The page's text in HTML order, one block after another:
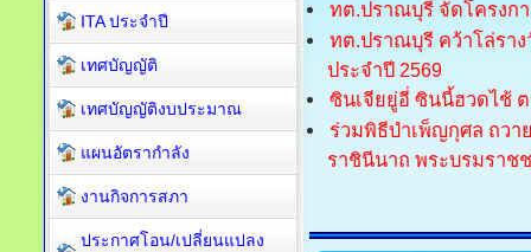
ทต.ปราณบุรี จัดโครงกา
ทต.ปราณบุรี คว้าโล่รา
ประจำปี 2569
ซินเจียยู่อี่ ซินนี้ฮวดไช้
ร่วมพิธีบำเพ็ญกุศล ถวา
ราชินีนาถ พระบรมราช
ITA ประจำปี
เทศบัญญัติ
เทศบัญญัติงบประมาณ
แผนอัตรากำลัง
งานกิจการสภา
ประกาศโอน/เปลี่ยนแปลง